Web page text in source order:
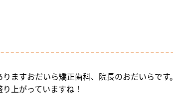
ますおだいら矯正歯科、院長のおだいらです。
上がっていますね！